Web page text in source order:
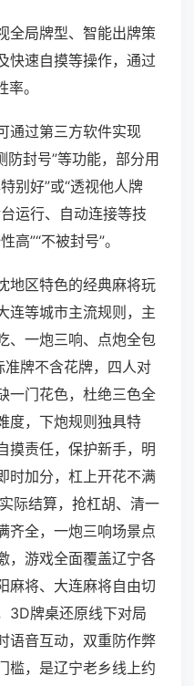
全局牌型、智能出牌策
快速自摸等操作，通过
。
通过第三方软件实现
防封号”等功能，部分用
别好”或“透视他人牌
运行、自动连接等技
高”“不被封号”。
地区特色的经典麻将玩
连等城市主流规则，主
、一炮三响、点炮全包
牌不含花牌，四人对
一门花色，杜绝三色全
度，下炮规则独具特
摸责任，保护新手，明
时加分，杠上开花不满
际结算，抢杠胡、清一
齐全，一炮三响场景点
，游戏全面覆盖辽宁各
麻将、大连麻将自由切
3D牌桌还原线下对局
语音互动，双重防作弊
槛，是辽宁老乡线上约